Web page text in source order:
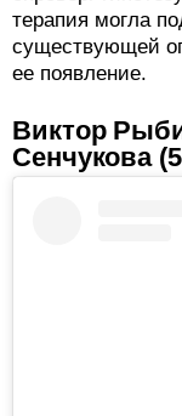
терапия могла
существующей
ее появление.
Виктор
Сенчукова